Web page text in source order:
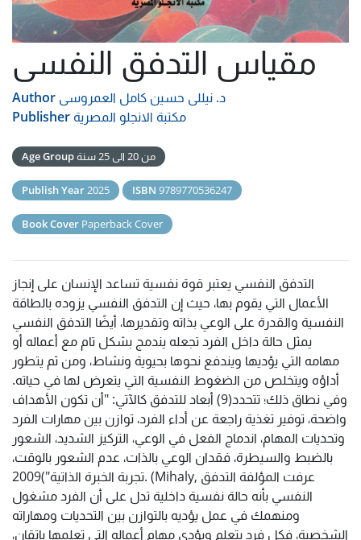
مقياس التدفق النفسى
Author د. نيللى حسين كامل العمروسى
Publisher مكتبة الانجلو المصرية
Age Group من 20 الى 25 سنة
Publish Year2025 ISBN 9789770536247
Book Cover Paperback Cover
التدفق النفسي يعتبر قوة نفسية تساعد الإنسان على إنجاز
الأعمال التي يقوم بها، حيث إن التدفق النفسي يزوده بالطاقة
النفسية والقدرة على الوعي بذاته وتقديرها، أيضًا التدفق النفسي
يمثل حالة داخل الفرد تجعله يندمج بشكل تام مع أعماله أو
مهامه التي يؤديها ويندفع نحوها بحيوية ونشاط، ومن ثم يتطور
أداؤه ويتخلص من الضغوط النفسية التي يتعرض لها في حياته.
وفي نطاق ذلك؛ تتحدد(9) أبعاد للتدفق كالآتي: "أن تكون الأهداف
واضحة، توفير تغذية راجعة عن أداء الفرد، توازن بين مهارات الفرد
وتحديات المهام، اندماج الفعل في الوعي، التركيز الشديد، الشعور
بالضبط والسيطرة، فقدان الوعي بالذات، عدم الشعور بالوقت،
تجربة الخبرة الذاتية")2009. (Mihaly, عرفت المؤلفة التدفق
النفسي بأنه حالة نفسية داخلية تدل على أن الفرد مشغول
ومنهمك في عمل يؤديه بالتوازن بين التحديات ومهاراته
الشخصية، فكل فرد يتعلم ويؤدي مهام أعماله التي تعلمها بإتقان،